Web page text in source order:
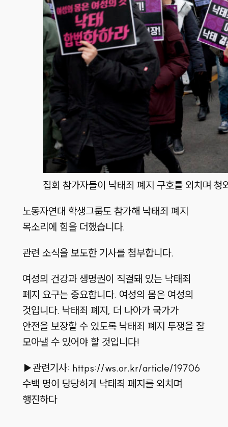
집회 참가자들이 낙태죄 폐지 구호를 외치며
노동자연대 학생그룹도 참가해 낙태죄 폐지
목소리에 힘을 더했습니다.
관련 소식을 보도한 기사를 첨부합니다.
여성의 건강과 생명권이 직결돼 있는 낙태죄
폐지 요구는 중요합니다. 여성의 몸은 여성의
것입니다. 낙태죄 폐지, 더 나아가 국가가
안전을 보장할 수 있도록 낙태죄 폐지 투쟁을 잘
모아낼 수 있어야 할 것입니다!
▶관련기사: https://ws.or.kr/article/19706
수백 명이 당당하게 낙태죄 폐지를 외치며
행진하다